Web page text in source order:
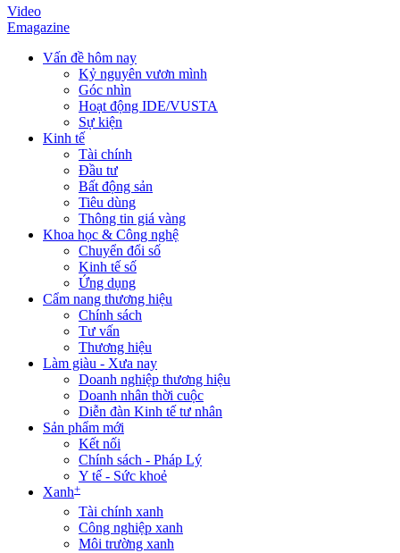
Video
Emagazine
Vấn đề hôm nay
Kỷ nguyên vươn mình
Góc nhìn
Hoạt động IDE/VUSTA
Sự kiện
Kinh tế
Tài chính
Đầu tư
Bất động sản
Tiêu dùng
Thông tin giá vàng
Khoa học & Công nghệ
Chuyển đổi số
Kinh tế số
Ứng dụng
Cẩm nang thương hiệu
Chính sách
Tư vấn
Thương hiệu
Làm giàu - Xưa nay
Doanh nghiệp thương hiệu
Doanh nhân thời cuộc
Diễn đàn Kinh tế tư nhân
Sản phẩm mới
Kết nối
Chính sách - Pháp Lý
Y tế - Sức khoẻ
Xanh+
Tài chính xanh
Công nghiệp xanh
Môi trường xanh